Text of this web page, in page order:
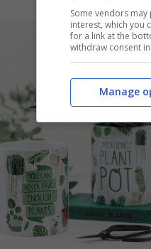
Some vendors
interest, which you
for a link at the
withdraw consent
Manage